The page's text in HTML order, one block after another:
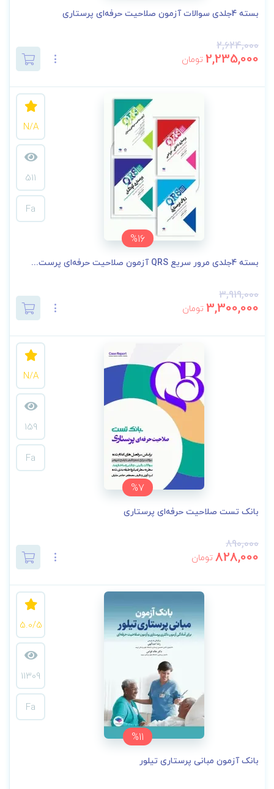
بسته 4جلدی سوالات آزمون صلاحیت حرفه‌ای پرستاری
2,624,000
2,235,000 تومان
%16
N/A
511
Fa
بسته 4جلدی مرور سریع QRS آزمون صلاحیت حرفه‌ای پرست...
3,919,000
3,300,000 تومان
%7
N/A
159
Fa
بانک تست صلاحیت حرفه‌ای پرستاری
890,000
828,000 تومان
%11
5.0/5
11309
Fa
بانک آزمون مبانی پرستاری تیلور